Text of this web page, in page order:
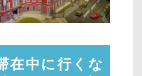
在中に行くな